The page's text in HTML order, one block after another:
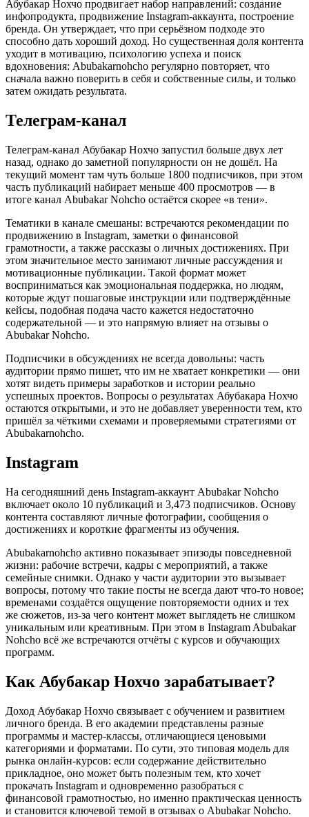
Абубакар Нохчо продвигает набор направлений: создание
инфопродукта, продвижение Instagram-аккаунта, построение
бренда. Он утверждает, что при серьёзном подходе это
способно дать хороший доход. Но существенная доля контента
уходит в мотивацию, психологию успеха и поиск
вдохновения: Abubakarnohcho регулярно повторяет, что
сначала важно поверить в себя и собственные силы, и только
затем ожидать результата.
Телеграм-канал
Телеграм-канал Абубакар Нохчо запустил больше двух лет
назад, однако до заметной популярности он не дошёл. На
текущий момент там чуть больше 1800 подписчиков, при этом
часть публикаций набирает меньше 400 просмотров — в
итоге канал Abubakar Nohcho остаётся скорее «в тени».
Тематики в канале смешаны: встречаются рекомендации по
продвижению в Instagram, заметки о финансовой
грамотности, а также рассказы о личных достижениях. При
этом значительное место занимают личные рассуждения и
мотивационные публикации. Такой формат может
восприниматься как эмоциональная поддержка, но людям,
которые ждут пошаговые инструкции или подтверждённые
кейсы, подобная подача часто кажется недостаточно
содержательной — и это напрямую влияет на отзывы о
Abubakar Nohcho.
Подписчики в обсуждениях не всегда довольны: часть
аудитории прямо пишет, что им не хватает конкретики — они
хотят видеть примеры заработков и истории реально
успешных проектов. Вопросы о результатах Абубакара Нохчо
остаются открытыми, и это не добавляет уверенности тем, кто
пришёл за чёткими схемами и проверяемыми стратегиями от
Abubakarnohcho.
Instagram
На сегодняшний день Instagram-аккаунт Abubakar Nohcho
включает около 10 публикаций и 3,473 подписчиков. Основу
контента составляют личные фотографии, сообщения о
достижениях и короткие фрагменты из обучения.
Abubakarnohcho активно показывает эпизоды повседневной
жизни: рабочие встречи, кадры с мероприятий, а также
семейные снимки. Однако у части аудитории это вызывает
вопросы, потому что такие посты не всегда дают что-то новое;
временами создаётся ощущение повторяемости одних и тех
же сюжетов, из-за чего контент может выглядеть не слишком
уникальным или креативным. При этом в Instagram Abubakar
Nohcho всё же встречаются отчёты с курсов и обучающих
программ.
Как Абубакар Нохчо зарабатывает?
Доход Абубакар Нохчо связывает с обучением и развитием
личного бренда. В его академии представлены разные
программы и мастер-классы, отличающиеся ценовыми
категориями и форматами. По сути, это типовая модель для
рынка онлайн-курсов: если содержание действительно
прикладное, оно может быть полезным тем, кто хочет
прокачать Instagram и одновременно разобраться с
финансовой грамотностью, но именно практическая ценность
и становится ключевой темой в отзывах о Abubakar Nohcho.